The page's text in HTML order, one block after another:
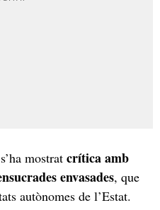
mostrat crítica amb
envasades, que
autònomes de l’Estat.